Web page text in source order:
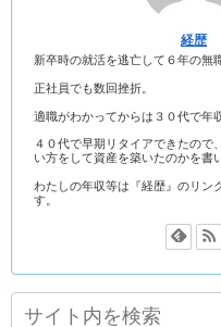
経歴
新卒時の就活を逃亡して６年の無
正社員でも数回挫折。
適職がわかってからは３０代で年
４０代で早期リタイアできたので
い方をして資産を築いたのかを書
わたしの年収等は『経歴』のリン
す。